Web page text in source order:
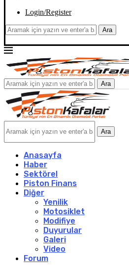
Login/Register
Ara
Ara
Ara
Anasayfa
Haber
Sektörel
Piston Finans
Diğer
Yenilik
Motosiklet
Modifiye
Duyurular
Galeri
Video
Forum